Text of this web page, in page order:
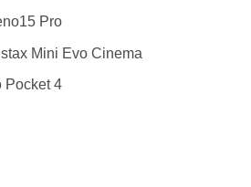
Pro
Mini Evo Cinema
Pocket 4